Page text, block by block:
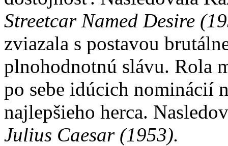
Streetcar Named Desire
zviazala s postavou
plnohodnotnú slávu. Rola
po sebe idúcich nominácií
najlepšieho herca.
Julius Caesar (1953).